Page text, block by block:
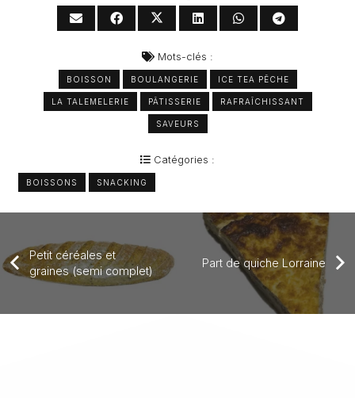
Mots-clés :
BOISSON BOULANGERIE ICE TEA PÊCHE
LA TALEMELERIE PÂTISSERIE RAFRAÎCHISSANT
SAVEURS
Catégories :
BOISSONS SNACKING
Petit céréales et
graines (semi complet)
Part de quiche Lorraine